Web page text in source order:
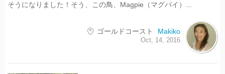
そうになりました！そう、この鳥、Magpie（マグパイ）...
ゴールドコースト Makiko
Oct, 14, 2016